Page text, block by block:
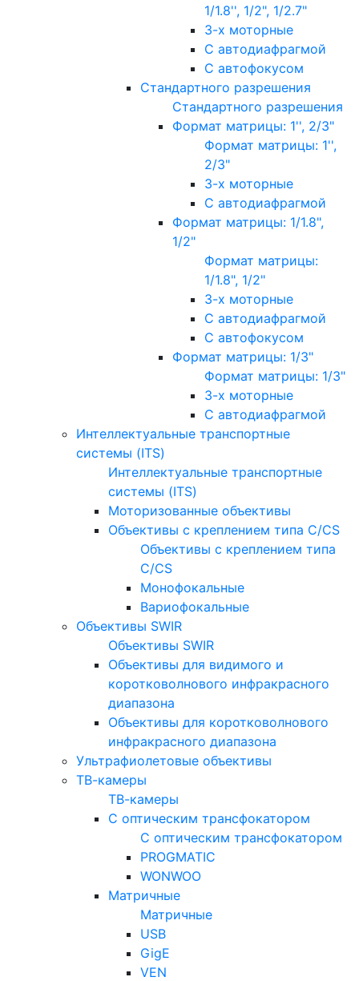
1/1.8'', 1/2", 1/2.7"
3-х моторные
С автодиафрагмой
С автофокусом
Стандартного разрешения
Стандартного разрешения
Формат матрицы: 1'', 2/3"
Формат матрицы: 1'',
2/3"
3-х моторные
С автодиафрагмой
Формат матрицы: 1/1.8",
1/2"
Формат матрицы:
1/1.8", 1/2"
3-х моторные
С автодиафрагмой
С автофокусом
Формат матрицы: 1/3"
Формат матрицы: 1/3"
3-х моторные
С автодиафрагмой
Интеллектуальные транспортные
системы (ITS)
Интеллектуальные транспортные
системы (ITS)
Моторизованные объективы
Объективы с креплением типа C/CS
Объективы с креплением типа
C/CS
Монофокальные
Вариофокальные
Объективы SWIR
Объективы SWIR
Объективы для видимого и
коротковолнового инфракрасного
диапазона
Объективы для коротковолнового
инфракрасного диапазона
Ультрафиолетовые объективы
ТВ-камеры
ТВ-камеры
С оптическим трансфокатором
С оптическим трансфокатором
PROGMATIC
WONWOO
Матричные
Матричные
USB
GigE
VEN